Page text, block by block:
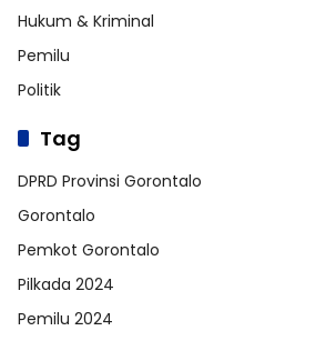
Hukum & Kriminal
Pemilu
Politik
Tag
DPRD Provinsi Gorontalo
Gorontalo
Pemkot Gorontalo
Pilkada 2024
Pemilu 2024